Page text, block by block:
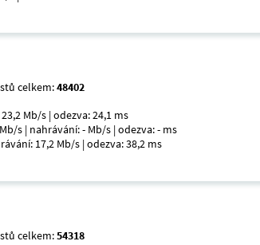
celkem:48402
Mb/s | odezva: 24,1 ms
s | nahrávání: - Mb/s | odezva: - ms
17,2 Mb/s | odezva: 38,2 ms
celkem:54318